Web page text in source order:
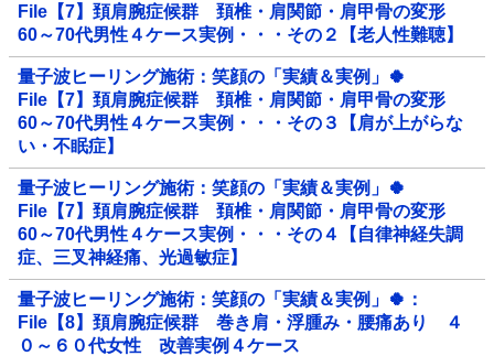
File【7】頚肩腕症候群 頚椎・肩関節・肩甲骨の変形
60～70代男性４ケース実例・・・その２【老人性難聴】
量子波ヒーリング施術：笑顔の「実績＆実例」🍀
File【7】頚肩腕症候群 頚椎・肩関節・肩甲骨の変形
60～70代男性４ケース実例・・・その３【肩が上がらな
い・不眠症】
量子波ヒーリング施術：笑顔の「実績＆実例」🍀
File【7】頚肩腕症候群 頚椎・肩関節・肩甲骨の変形
60～70代男性４ケース実例・・・その４【自律神経失調
症、三叉神経痛、光過敏症】
量子波ヒーリング施術：笑顔の「実績＆実例」🍀：
File【8】頚肩腕症候群 巻き肩・浮腫み・腰痛あり ４
０～６０代女性 改善実例４ケース